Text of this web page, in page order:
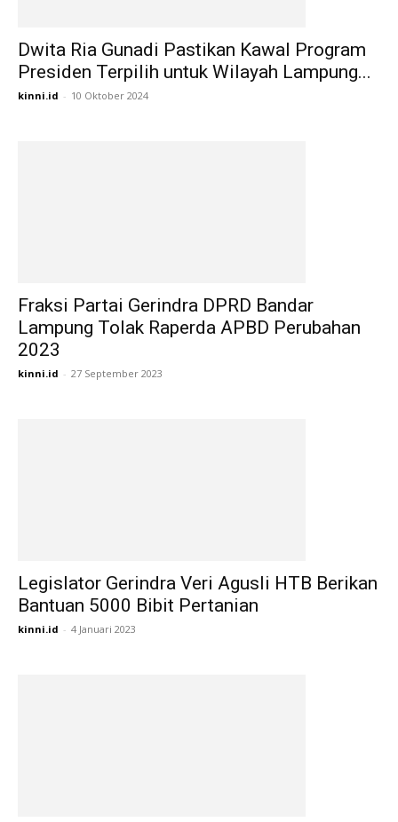
Dwita Ria Gunadi Pastikan Kawal Program
Presiden Terpilih untuk Wilayah Lampung...
kinni.id - 10 Oktober 2024
Fraksi Partai Gerindra DPRD Bandar
Lampung Tolak Raperda APBD Perubahan
2023
kinni.id - 27 September 2023
Legislator Gerindra Veri Agusli HTB Berikan
Bantuan 5000 Bibit Pertanian
kinni.id - 4 Januari 2023